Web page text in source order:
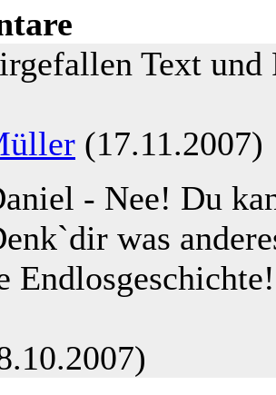
Text und
(17.11.2007)
- Nee! Du
was
Endlosgeschichte!